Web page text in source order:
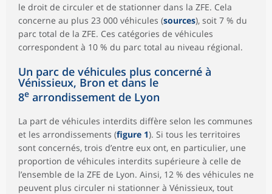
le droit de circuler et de stationner dans la ZFE. Cela
concerne au plus 23 000 véhicules (sources), soit 7 % du
parc total de la ZFE. Ces catégories de véhicules
correspondent à 10 % du parc total au niveau régional.
Un parc de véhicules plus concerné à
Vénissieux, Bron et dans le
8e arrondissement de Lyon
La part de véhicules interdits diffère selon les communes
et les arrondissements (figure 1). Si tous les territoires
sont concernés, trois d’entre eux ont, en particulier, une
proportion de véhicules interdits supérieure à celle de
l’ensemble de la ZFE de Lyon. Ainsi, 12 % des véhicules ne
peuvent plus circuler ni stationner à Vénissieux, tout